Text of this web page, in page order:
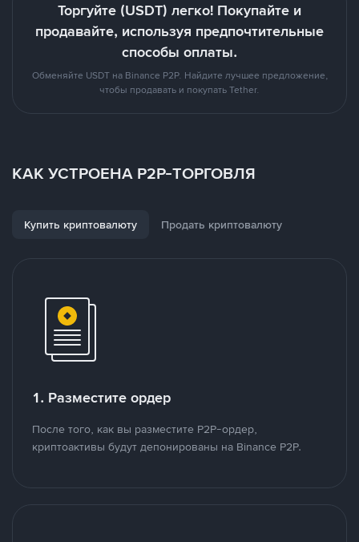
Торгуйте (USDT) легко! Покупайте и
продавайте, используя предпочтительные
способы оплаты.
Обменяйте USDT на Binance P2P. Найдите лучшее предложение,
чтобы продавать и покупать Tether.
КАК УСТРОЕНА P2P-ТОРГОВЛЯ
Купить криптовалюту Продать криптовалюту
1. Разместите ордер
После того, как вы разместите P2P-ордер,
криптоактивы будут депонированы на Binance P2P.